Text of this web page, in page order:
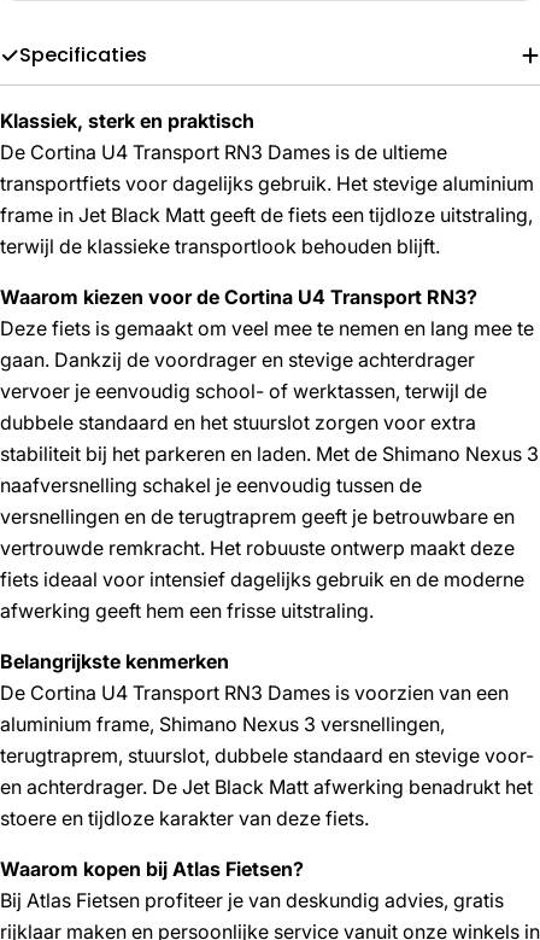
Specificaties
Klassiek, sterk en praktisch
De Cortina U4 Transport RN3 Dames is de ultieme
transportfiets voor dagelijks gebruik. Het stevige aluminium
frame in Jet Black Matt geeft de fiets een tijdloze uitstraling,
terwijl de klassieke transportlook behouden blijft.
Waarom kiezen voor de Cortina U4 Transport RN3?
Deze fiets is gemaakt om veel mee te nemen en lang mee te
gaan. Dankzij de voordrager en stevige achterdrager
vervoer je eenvoudig school- of werktassen, terwijl de
dubbele standaard en het stuurslot zorgen voor extra
stabiliteit bij het parkeren en laden. Met de Shimano Nexus 3
naafversnelling schakel je eenvoudig tussen de
versnellingen en de terugtraprem geeft je betrouwbare en
vertrouwde remkracht. Het robuuste ontwerp maakt deze
fiets ideaal voor intensief dagelijks gebruik en de moderne
afwerking geeft hem een frisse uitstraling.
Belangrijkste kenmerken
De Cortina U4 Transport RN3 Dames is voorzien van een
aluminium frame, Shimano Nexus 3 versnellingen,
terugtraprem, stuurslot, dubbele standaard en stevige voor-
en achterdrager. De Jet Black Matt afwerking benadrukt het
stoere en tijdloze karakter van deze fiets.
Waarom kopen bij Atlas Fietsen?
Bij Atlas Fietsen profiteer je van deskundig advies, gratis
rijklaar maken en persoonlijke service vanuit onze winkels in